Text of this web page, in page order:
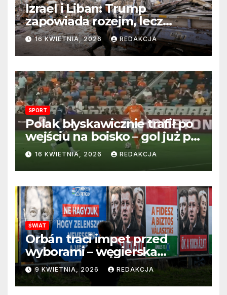
Izrael i Liban: Trump
zapowiada rozejm, lecz
perspektywa zakończenia
wojny wciąż odległa
16 KWIETNIA, 2026 REDAKCJA
SPORT
Polak błyskawicznie trafił po
wejściu na boisko – gol już po
22 sekundach!
16 KWIETNIA, 2026 REDAKCJA
ŚWIAT
Orbán traci impet przed
wyborami – węgierska
propaganda przestaje
przekonywać
9 KWIETNIA, 2026 REDAKCJA